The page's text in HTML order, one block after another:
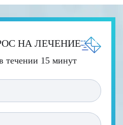
НА ЛЕЧЕНИЕ
течении 15 минут